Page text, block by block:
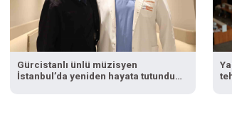
Gürcistanlı ünlü müzisyen
İstanbul’da yeniden hayata tutundu: